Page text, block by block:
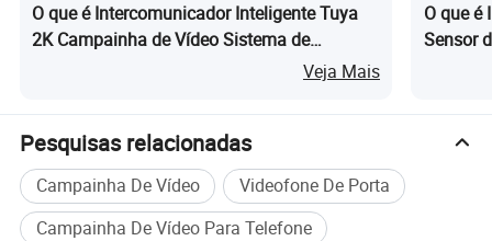
O que é Intercomunicador Inteligente Tuya
2K Campainha de Vídeo Sistema de
Veja Mais
O que é
Sensor
Pesquisas relacionadas
Campainha De Vídeo
Videofone De Porta
Campainha De Vídeo Para Telefone